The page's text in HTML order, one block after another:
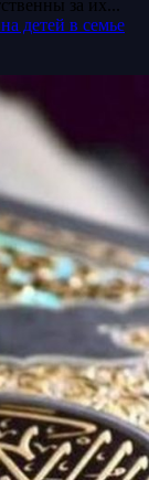
за их...
детей в семье